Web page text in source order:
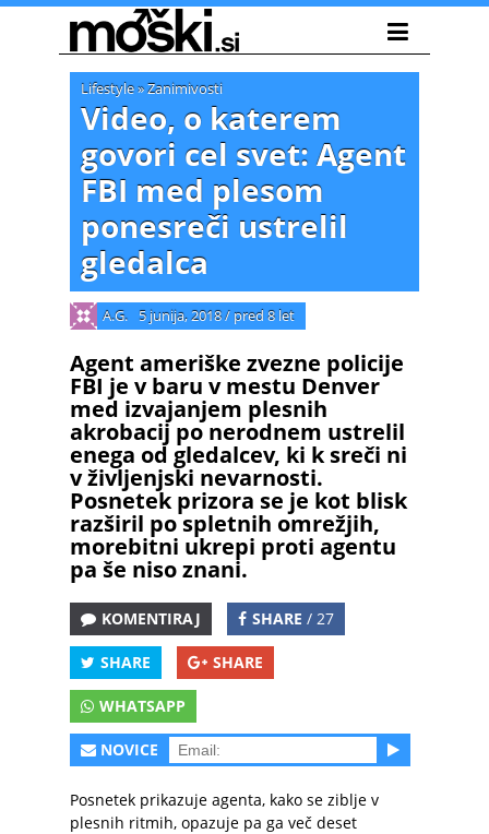
Lifestyle»Zanimivosti
Video, o katerem
govori cel svet: Agent
FBI med plesom
ponesreči ustrelil
gledalca
A.G. 5 junija, 2018/ pred 8 let
Agent ameriške zvezne policije
FBI je v baru v mestu Denver
med izvajanjem plesnih
akrobacij po nerodnem ustrelil
enega od gledalcev, ki k sreči ni
v življenjski nevarnosti.
Posnetek prizora se je kot blisk
razširil po spletnih omrežjih,
morebitni ukrepi proti agentu
pa še niso znani.
KOMENTIRAJ SHARE / 27
SHARE SHARE
WHATSAPP
NOVICE
Posnetek prikazuje agenta, kako se ziblje v
plesnih ritmih, opazuje pa ga več deset